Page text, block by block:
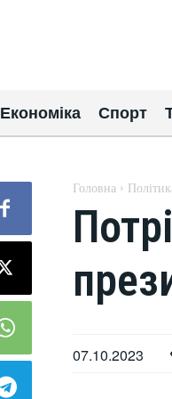
Економіка Спорт
Головна
07.10.2023